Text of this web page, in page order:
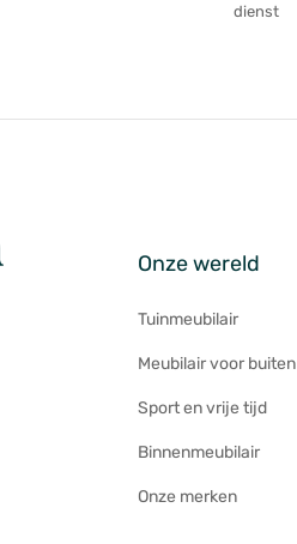
dienst
Onze wereld
Tuinmeubilair
Meubilair voor buiten
Sport en vrije tijd
Binnenmeubilair
Onze merken